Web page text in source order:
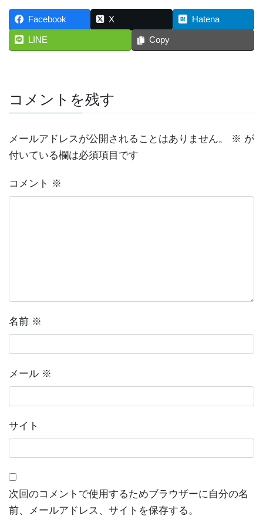
Facebook X Hatena
LINE Copy
コメントを残す
メールアドレスが公開されることはありません。 ※ が
付いている欄は必須項目です
コメント ※
名前 ※
メール ※
サイト
次回のコメントで使用するためブラウザーに自分の名
前、メールアドレス、サイトを保存する。